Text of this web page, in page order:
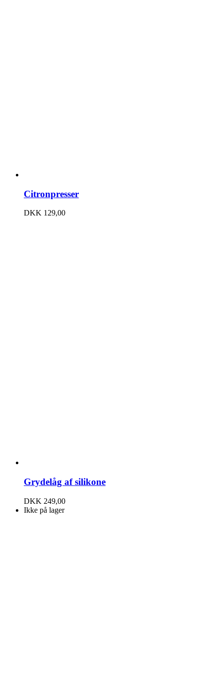
Citronpresser
DKK 129,00
Grydelåg af silikone
DKK 249,00
Ikke på lager